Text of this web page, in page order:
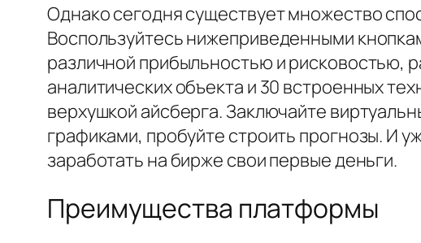
Однако сегодня существует множество
Воспользуйтесь нижеприведенными
различной прибыльностью и рисковостью,
аналитических объекта и 30 встроенных
верхушкой айсберга. Заключайте
графиками, пробуйте строить прогнозы. И
заработать на бирже свои первые деньги.
Преимущества платформы